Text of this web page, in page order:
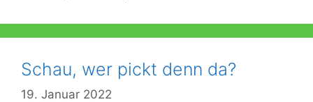
Schau, wer pickt denn da?
19. Januar 2022